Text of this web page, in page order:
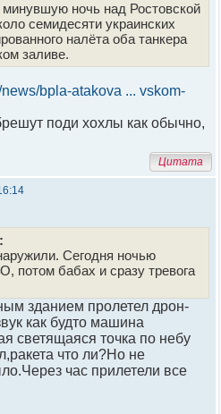
минувшую ночь над Ростовской
семидесяти украинских
налёта оба танкера
заливе.
bpla-atakova ... vskom-
поди хохлы как обычно,
Цитата
Сегодня ночью
потом бабах и сразу тревога
зданием пролетел дрон-
как будто машина
светящаяся точка по небу
что ли?Но не
час прилетели все